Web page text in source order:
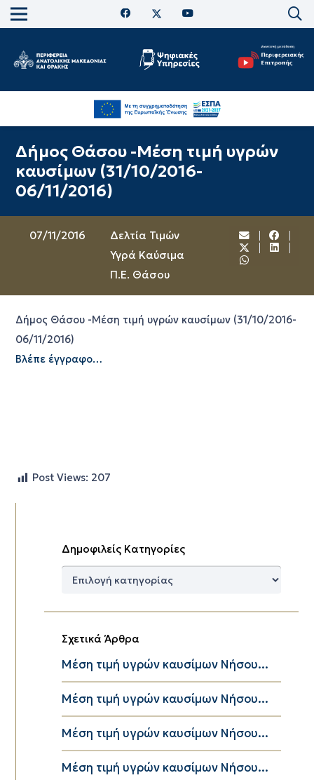
Δήμος Θάσου -Μέση τιμή υγρών
καυσίμων (31/10/2016-
06/11/2016)
07/11/2016
Δελτία Τιμών
Υγρά Καύσιμα
Π.Ε. Θάσου
Δήμος Θάσου -Μέση τιμή υγρών καυσίμων (31/10/2016-
06/11/2016)
Βλέπε έγγραφο…
Post Views: 207
Δημοφιλείς Κατηγορίες
Δημοφιλείς
Σχετικά Άρθρα
Μέση τιμή υγρών καυσίμων Νήσου...
Μέση τιμή υγρών καυσίμων Νήσου...
Μέση τιμή υγρών καυσίμων Νήσου...
Μέση τιμή υγρών καυσίμων Νήσου...